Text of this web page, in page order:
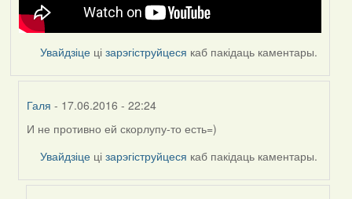
Увайдзіце цізарэгіструйцеся каб пакідаць каментары.
Галя - 17.06.2016 - 22:24
In
reply
by
И не противно ей скорлупу-то есть=)
Увайдзіце цізарэгіструйцеся каб пакідаць каментары.